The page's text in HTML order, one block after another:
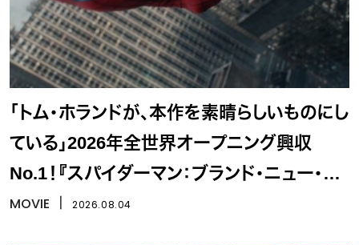
「トム・ホランドが、本作を素晴らしいものにし
ている」2026年全世界オープニング興収
No.1！『スパイダーマン：ブランド・ニュー・デ
イ』
MOVIE 2026.08.04